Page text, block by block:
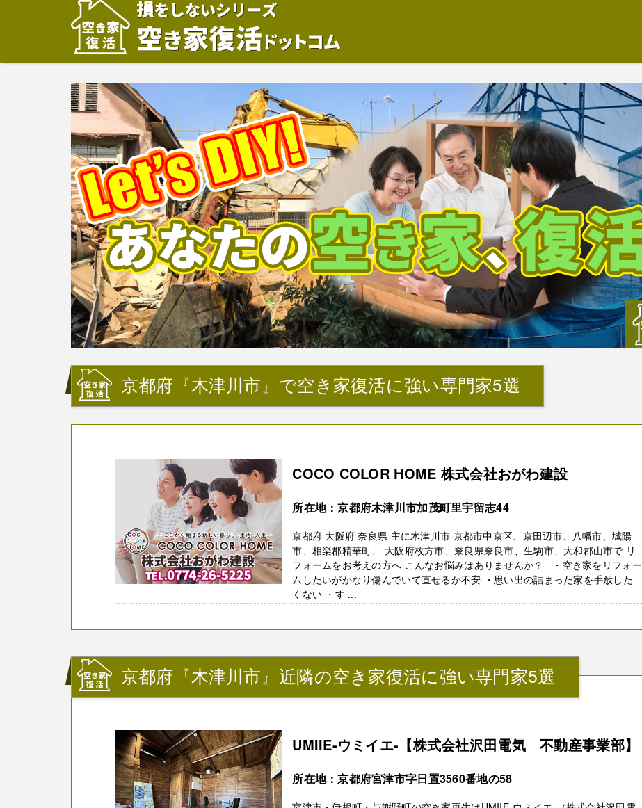
京都府『木津川市』で空き家復活に強い専門家5選
COCO COLOR HOME 株式会社おがわ建設
所在地：京都府木津川市加茂町里宇留志44
京都府 大阪府 奈良県 主に木津川市 京都市中京区、京田辺市、八幡市、城陽
市、相楽郡精華町、 大阪府枚方市、奈良県奈良市、生駒市、大和郡山市で リ
フォームをお考えの方へ こんなお悩みはありませんか？ ・空き家をリフォー
ムしたいがかなり傷んでいて直せるか不安 ・思い出の詰まった家を手放した
くない ・す ...
京都府『木津川市』近隣の空き家復活に強い専門家5選
UMIIE-ウミイエ-【株式会社沢田電気 不動産事業部】
所在地：京都府宮津市字日置3560番地の58